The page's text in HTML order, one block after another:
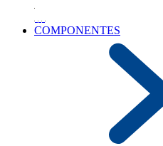
COMPONENTES